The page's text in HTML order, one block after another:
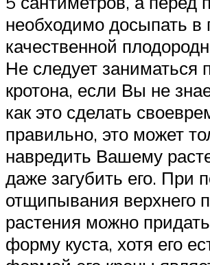
необходимо досыпать в
качественной
Не следует заниматься
кротона, если Вы не
как это сделать
правильно, это может
навредить Вашему
даже загубить его. При
отщипывания верхнего
растения можно
форму куста, хотя его